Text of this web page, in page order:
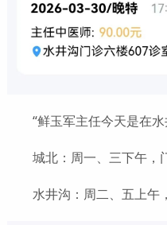
“鲜玉军主任今天是在水
城北：周一、三下午，
水井沟：周二、五上午